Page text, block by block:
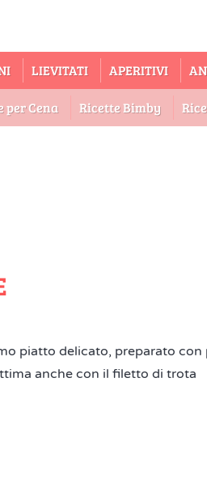
LIEVITATI APERITIVI
per Cena Ricette Bimby
piatto delicato, preparato con
anche con il filetto di trota